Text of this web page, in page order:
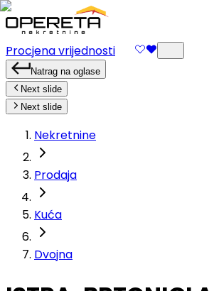
Procjena vrijednosti
Natrag na oglase
Next slide
Next slide
Nekretnine
Prodaja
Kuća
Dvojna